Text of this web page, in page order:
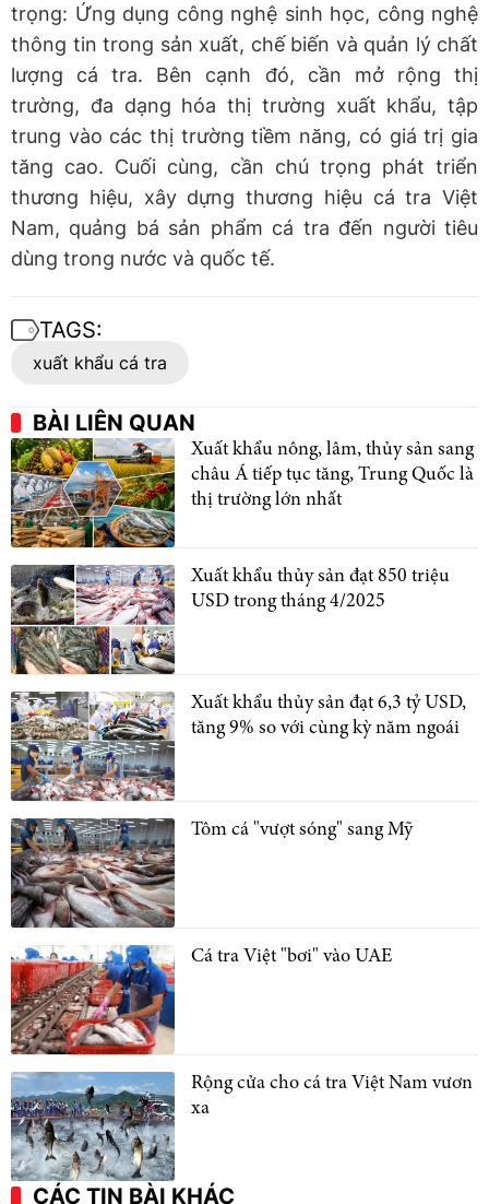
trọng: Ứng dụng công nghệ sinh học, công nghệ
thông tin trong sản xuất, chế biến và quản lý chất
lượng cá tra. Bên cạnh đó, cần mở rộng thị
trường, đa dạng hóa thị trường xuất khẩu, tập
trung vào các thị trường tiềm năng, có giá trị gia
tăng cao. Cuối cùng, cần chú trọng phát triển
thương hiệu, xây dựng thương hiệu cá tra Việt
Nam, quảng bá sản phẩm cá tra đến người tiêu
dùng trong nước và quốc tế.
TAGS:
xuất khẩu cá tra
BÀI LIÊN QUAN
Xuất khẩu nông, lâm, thủy sản sang
châu Á tiếp tục tăng, Trung Quốc là
thị trường lớn nhất
Xuất khẩu thủy sản đạt 850 triệu
USD trong tháng 4/2025
Xuất khẩu thủy sản đạt 6,3 tỷ USD,
tăng 9% so với cùng kỳ năm ngoái
Tôm cá "vượt sóng" sang Mỹ
Cá tra Việt "bơi" vào UAE
Rộng cửa cho cá tra Việt Nam vươn
xa
CÁC TIN BÀI KHÁC